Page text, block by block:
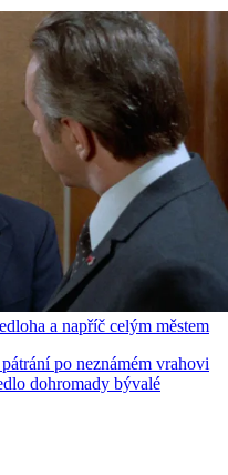
a napříč celým městem
po neznámém vrahovi
dohromady bývalé